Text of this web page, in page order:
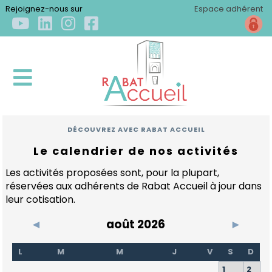
Rejoignez-nous sur Espace adhérent
×
QUI
SOMMES-
NOUS
sommes-
S'INSTALLER
DÉCOUVREZ AVEC RABAT ACCUEIL
Le calendrier de nos activités
Les activités proposées sont, pour la plupart,
réservées aux adhérents de Rabat Accueil à jour dans
leur cotisation.
◄ août 2026 ►
L M M J V S
D
1
2